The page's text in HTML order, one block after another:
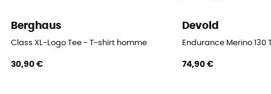
Berghaus
Class XL-Logo Tee - T-shirt homme
30,90 €
Devold
Endurance Merino
74,90 €